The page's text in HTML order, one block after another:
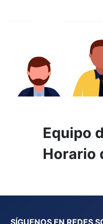
Equipo
Horario
SÍGUENOS EN REDES